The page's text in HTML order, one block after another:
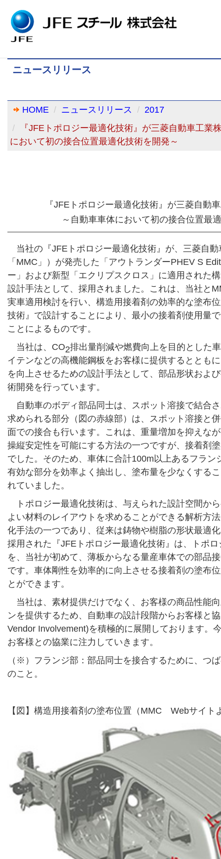
ニュースリリース
HOME ニュースリリース
2017
『JFEトポロジー最適化技術』が三菱自動車工業
において初の接合位置最適化技術を開発～
『JFEトポロジー最適化技術』が三菱自動
～自動車車体において初の接合位置最
当社の『JFEトポロジー最適化技術』が、三菱自
「MMC」）が発売した「アウトランダーPHEV S
ー」および新型「エクリプスクロス」に適用された
設計手法として、採用されました。これは、当社と
実車適用検討を行い、構造用接着剤の効率的な塗布
技術』で設計することにより、最小の接着剤使用量
ことによるものです。
当社は、CO2排出量削減や燃費向上を目的とした
イテンなどの高機能鋼板をお客様に提供するととも
を向上させるための設計手法として、部品形状およ
術開発を行っています。
自動車のボディ部品同士は、スポット溶接で結合
求められる部分（図の赤線部）は、スポット溶接と
面での接合も行います。これは、重量増加を抑えな
操縦安定性を可能にする方法の一つですが、接着剤
でした。そのため、車体に合計100m以上あるフラ
有効な部分を効率よく抽出し、塗布量を少なくする
れていました。
トポロジー最適化技術は、与えられた設計空間か
よい材料のレイアウトを求めることができる解析方
化手法の一つであり、従来は鋳物や樹脂の形状最適
採用された『JFEトポロジー最適化技術』は、トポ
を、当社が初めて、薄板からなる量産車体での部品
です。車体剛性を効率的に向上させる接着剤の塗布
とができます。
当社は、素材提供だけでなく、お客様の商品性能
ンを提供するため、自動車の設計段階からお客様と
Vendor Involvement)を積極的に展開しております。
お客様との協業に注力していきます。
（※）フランジ部：部品同士を接合するために、つ
のこと。
【図】構造用接着剤の塗布位置（MMC Webサイト